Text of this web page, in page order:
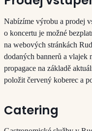
Nabízíme výrobu a prodej
o koncertu je možné
na webových stránkách
dodaných bannerů a vlajek
propagace na základě
položit červený koberec a
Catering